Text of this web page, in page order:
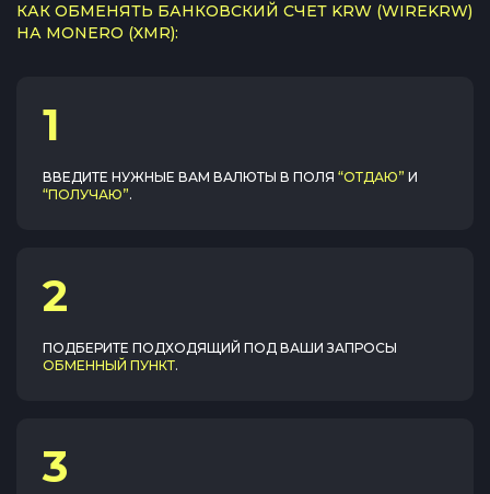
КАК ОБМЕНЯТЬ БАНКОВСКИЙ СЧЕТ KRW (WIREKRW)
НА MONERO (XMR):
1
ВВЕДИТЕ НУЖНЫЕ ВАМ ВАЛЮТЫ В ПОЛЯ “ОТДАЮ” И
“ПОЛУЧАЮ”.
2
ПОДБЕРИТЕ ПОДХОДЯЩИЙ ПОД ВАШИ ЗАПРОСЫ
ОБМЕННЫЙ ПУНКТ.
3